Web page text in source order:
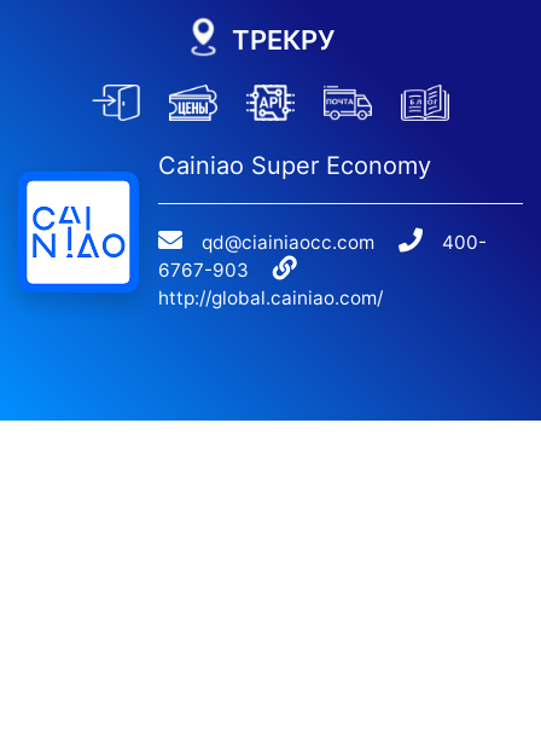
ТРЕКРУ
Cainiao Super Economy
qd@ciainiaocc.com
400-
6767-903
http://global.cainiao.com/